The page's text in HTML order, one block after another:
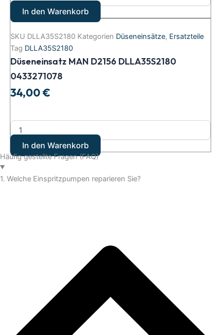
In den Warenkorb
SKU DLLA35S2180 Kategorien Düseneinsätze, Ersatzteile
Tag DLLA35S2180
Düseneinsatz MAN D2156 DLLA35S2180
0433271078
34,00€
In den Warenkorb
Häufig gestellte Fragen (FAQ)
1. Welche Einspritzpumpen reparieren Sie?